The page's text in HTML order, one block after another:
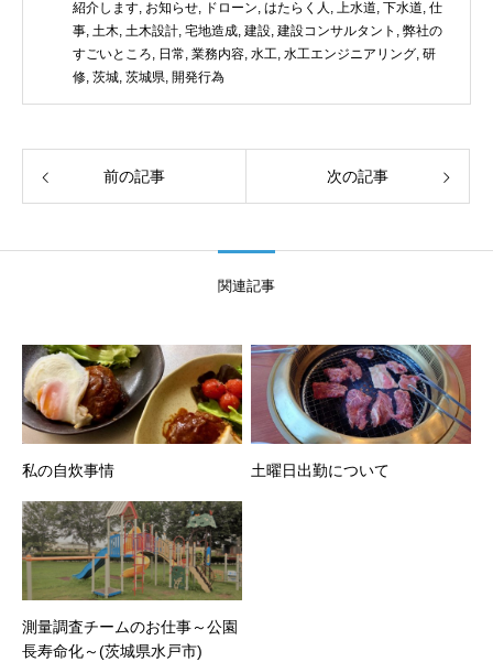
紹介します, お知らせ, ドローン, はたらく人 , 上水道, 下水道, 仕
事, 土木, 土木設計, 宅地造成, 建設, 建設コンサルタント , 弊社の
すごいところ, 日常, 業務内容, 水工, 水工エンジニアリング, 研
修, 茨城, 茨城県, 開発行為
前の記事 次の記事
関連記事
私の自炊事情 土曜日出勤について
測量調査チームのお仕事～公園
長寿命化～(茨城県水戸市)